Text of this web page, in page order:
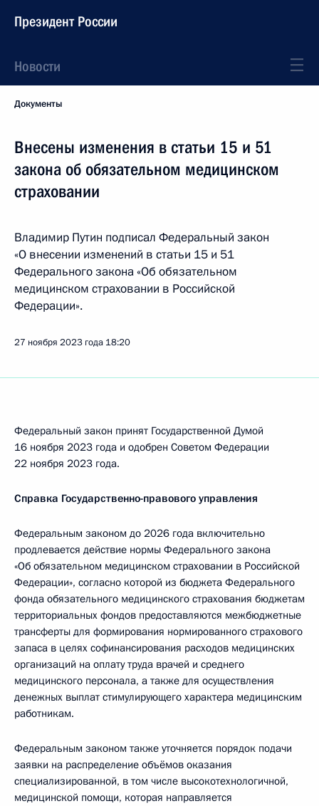
Президент России
Новости
Документы
Внесены изменения в статьи 15 и 51
закона об обязательном медицинском
страховании
Владимир Путин подписал Федеральный закон
«О внесении изменений в статьи 15 и 51
Федерального закона «Об обязательном
медицинском страховании в Российской
Федерации».
27 ноября 2023 года 18:20
Федеральный закон принят Государственной Думой
16 ноября 2023 года и одобрен Советом Федерации
22 ноября 2023 года.
Справка Государственно-правового управления
Федеральным законом до 2026 года включительно
продлевается действие нормы Федерального закона
«Об обязательном медицинском страховании в Российской
Федерации», согласно которой из бюджета Федерального
фонда обязательного медицинского страхования бюджетам
территориальных фондов предоставляются межбюджетные
трансферты для формирования нормированного страхового
запаса в целях софинансирования расходов медицинских
организаций на оплату труда врачей и среднего
медицинского персонала, а также для осуществления
денежных выплат стимулирующего характера медицинским
работникам.
Федеральным законом также уточняется порядок подачи
заявки на распределение объёмов оказания
специализированной, в том числе высокотехнологичной,
медицинской помощи, которая направляется